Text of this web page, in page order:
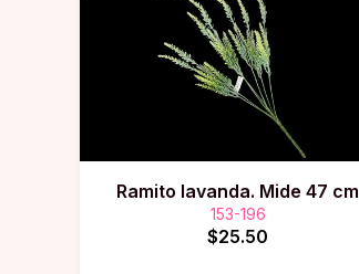
Ramito lavanda. Mide 47 cm
153-196
$25.50